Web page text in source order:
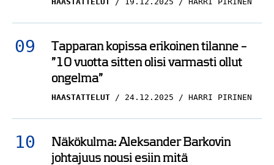
Tapparan kopissa erikoinen tilanne –
”10 vuotta sitten olisi varmasti ollut
ongelma”
HAASTATTELUT 24.12.2025 HARRI PIRINEN
Näkökulma: Aleksander Barkovin
johtajuus nousi esiin mitä